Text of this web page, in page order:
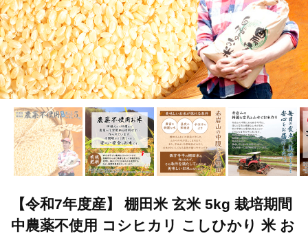
【令和7年度産】 棚田米 玄米 5kg 栽培期間
中農薬不使用 コシヒカリ こしひかり 米 お